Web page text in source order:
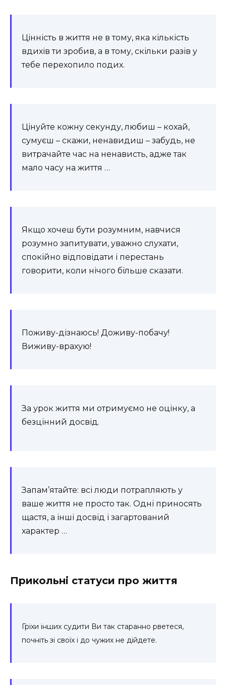
Цінність в життя не в тому, яка кількість
вдихів ти зробив, а в тому, скільки разів у
тебе перехопило подих.
Цінуйте кожну секунду, любиш – кохай,
сумуєш – скажи, ненавидиш – забудь, не
витрачайте час на ненависть, адже так
мало часу на життя …
Якщо хочеш бути розумним, навчися
розумно запитувати, уважно слухати,
спокійно відповідати і перестань
говорити, коли нічого більше сказати.
Поживу-дізнаюсь! Доживу-побачу!
Виживу-врахую!
За урок життя ми отримуємо не оцінку, а
безцінний досвід.
Запам’ятайте: всі люди потрапляють у
ваше життя не просто так. Одні приносять
щастя, а інші досвід і загартований
характер …
Прикольні статуси про життя
Гріхи інших судити Ви так старанно рветеся,
почніть зі своїх і до чужих не дійдете.